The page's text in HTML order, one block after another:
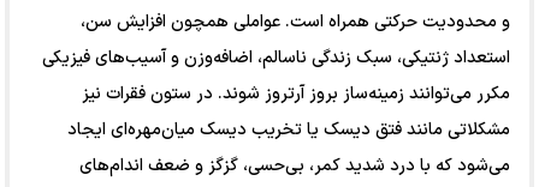
و محدودیت حرکتی همراه است. عواملی همچون افزایش سن،
استعداد ژنتیکی، سبک زندگی ناسالم، اضافه‌وزن و آسیب‌های فیزیکی
مکرر می‌توانند زمینه‌ساز بروز آرتروز شوند. در ستون فقرات نیز
مشکلاتی مانند فتق دیسک یا تخریب دیسک میان‌مهره‌ای ایجاد
می‌شود که با درد شدید کمر، بی‌حسی، گزگز و ضعف اندام‌های